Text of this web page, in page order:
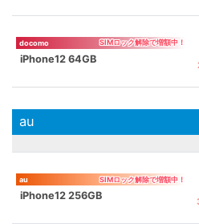
docomo
iPhone12 64GB
au
au
iPhone12 256GB